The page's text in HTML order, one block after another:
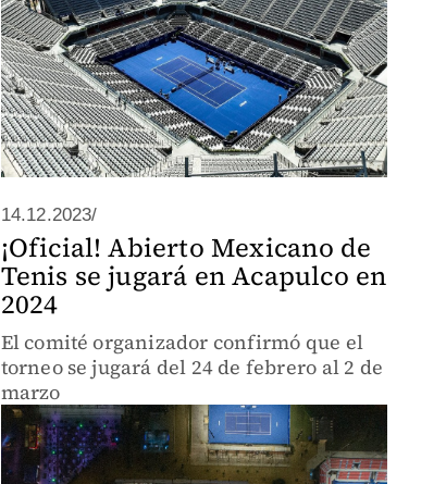
14.12.2023/
¡Oficial! Abierto Mexicano de
Tenis se jugará en Acapulco en
2024
El comité organizador confirmó que el
torneo se jugará del 24 de febrero al 2 de
marzo